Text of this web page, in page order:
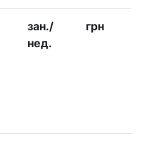
зан./
нед.
грн